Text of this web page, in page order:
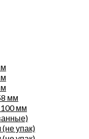
мм
100 мм
упак)